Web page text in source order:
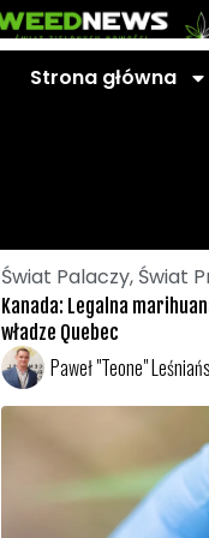
Strona główna
Świat Palaczy, Świat
Kanada: Legalna
władze Quebec
Paweł "Teone"